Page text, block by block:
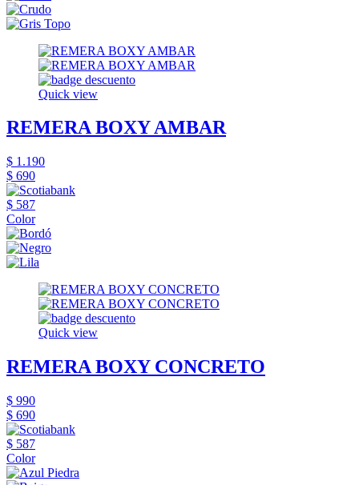
Quick view
REMERA BOXY AMBAR
$ 1.190
$ 690
$ 587
Color
Quick view
REMERA BOXY CONCRETO
$ 990
$ 690
$ 587
Color